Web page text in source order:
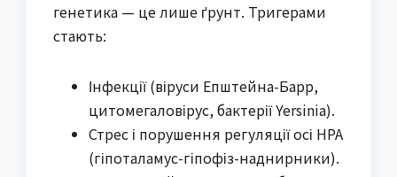
генетика — це лише ґрунт. Тригерами
стають:
Інфекції (віруси Епштейна-Барр,
цитомегаловірус, бактерії Yersinia).
Стрес і порушення регуляції осі HPA
(гіпоталамус-гіпофіз-наднирники).